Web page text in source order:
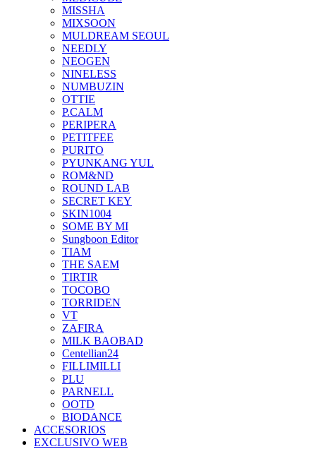
MISSHA
MIXSOON
MULDREAM SEOUL
NEEDLY
NEOGEN
NINELESS
NUMBUZIN
OTTIE
P.CALM
PERIPERA
PETITFEE
PURITO
PYUNKANG YUL
ROM&ND
ROUND LAB
SECRET KEY
SKIN1004
SOME BY MI
Sungboon Editor
TIAM
THE SAEM
TIRTIR
TOCOBO
TORRIDEN
VT
ZAFIRA
MILK BAOBAD
Centellian24
FILLIMILLI
PLU
PARNELL
OOTD
BIODANCE
ACCESORIOS
EXCLUSIVO WEB